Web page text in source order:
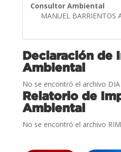
Consultor Ambiental
MANUEL BARRIENTOS
Declaración de
Ambiental
No se encontró el archivo
Relatorio de
Ambiental
No se encontró el archivo